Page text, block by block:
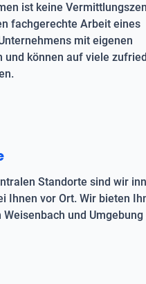
ist keine
fachgerechte Arbeit eines
mit eigenen
und können auf viele
Standorte sind wir
Ihnen vor Ort. Wir bieten
Weisenbach und